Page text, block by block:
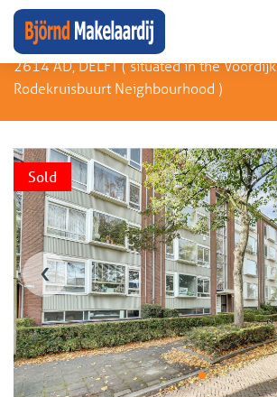
Persijnlaan 74
2614 AD, DELFT (situated in the
Rodekruisbuurt Neighbourhood )
Sold
‹